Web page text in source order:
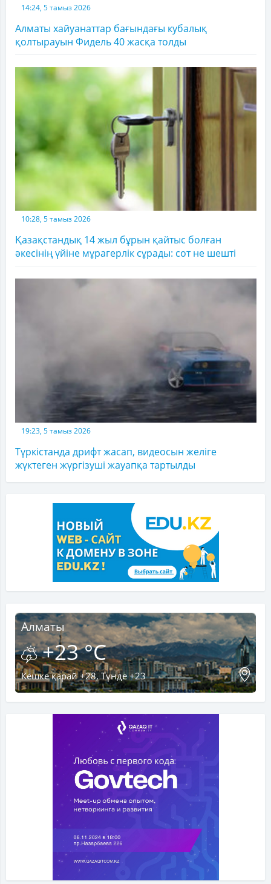
14:24, 5 тамыз 2026
Алматы хайуанаттар бағындағы кубалық
қолтырауын Фидель 40 жасқа толды
10:28, 5 тамыз 2026
Қазақстандық 14 жыл бұрын қайтыс болған
әкесінің үйіне мұрагерлік сұрады: сот не шешті
19:23, 5 тамыз 2026
Түркістанда дрифт жасап, видеосын желіге
жүктеген жүргізуші жауапқа тартылды
Алматы
+23 °C
Кешке қарай +28, Түнде +23